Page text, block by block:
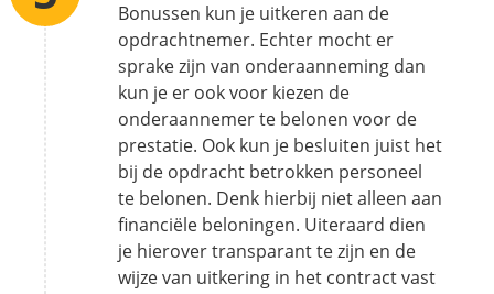
Bonussen kun je uitkeren aan de
opdrachtnemer. Echter mocht er
sprake zijn van onderaanneming dan
kun je er ook voor kiezen de
onderaannemer te belonen voor de
prestatie. Ook kun je besluiten juist het
bij de opdracht betrokken personeel
te belonen. Denk hierbij niet alleen aan
financiële beloningen. Uiteraard dien
je hierover transparant te zijn en de
wijze van uitkering in het contract vast